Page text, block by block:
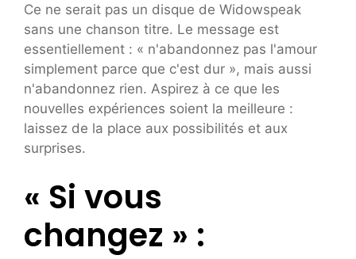
Ce ne serait pas un disque de Widowspeak
sans une chanson titre. Le message est
essentiellement : « n'abandonnez pas l'amour
simplement parce que c'est dur », mais aussi
n'abandonnez rien. Aspirez à ce que les
nouvelles expériences soient la meilleure :
laissez de la place aux possibilités et aux
surprises.
« Si vous
changez » :